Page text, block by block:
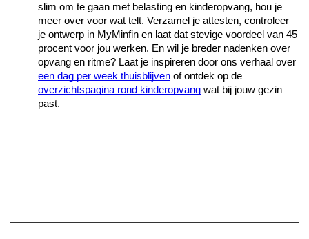
slim om te gaan met belasting en kinderopvang, hou je
meer over voor wat telt. Verzamel je attesten, controleer
je ontwerp in MyMinfin en laat dat stevige voordeel van 45
procent voor jou werken. En wil je breder nadenken over
een dag per week thuisblijven
overzichtspagina rond kinderopvang wat bij jouw gezin
past.